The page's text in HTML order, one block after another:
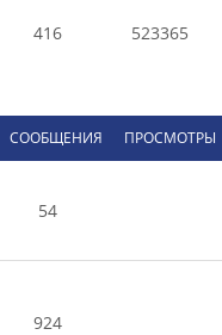
416 523365
СООБЩЕНИЯ ПРОСМОТРЫ
54
924